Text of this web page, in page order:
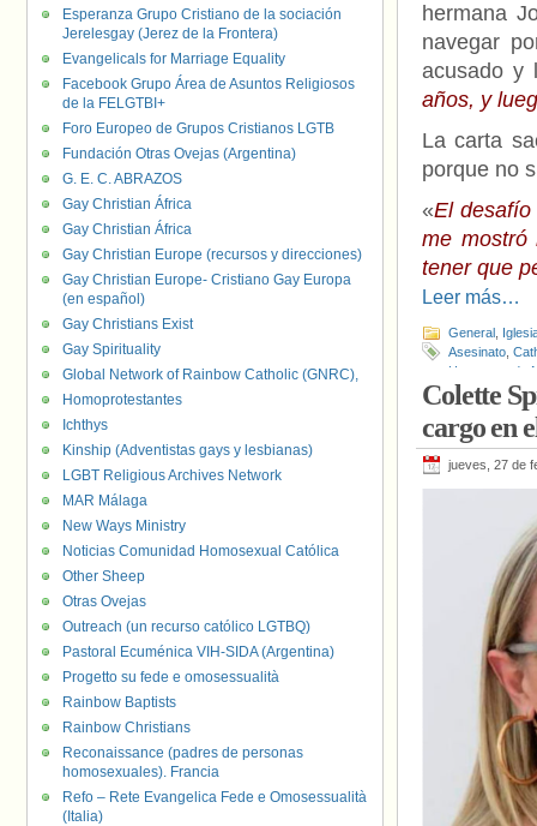
hermana
navegar
acusado y
años, y
La carta
porque no
«El desafío
me mostró
tener que
Leer más…
General
Asesinato
Hermanas de
Marie Mascha,
Colette
cargo en
jueves, 27 de
Esperanza Grupo Cristiano de la sociación
Jerelesgay (Jerez de la Frontera)
Evangelicals for Marriage Equality
Facebook Grupo Área de Asuntos Religiosos
de la FELGTBI+
Foro Europeo de Grupos Cristianos LGTB
Fundación Otras Ovejas (Argentina)
G. E. C. ABRAZOS
Gay Christian África
Gay Christian África
Gay Christian Europe (recursos y direcciones)
Gay Christian Europe- Cristiano Gay Europa
(en español)
Gay Christians Exist
Gay Spirituality
Global Network of Rainbow Catholic (GNRC),
Homoprotestantes
Ichthys
Kinship (Adventistas gays y lesbianas)
LGBT Religious Archives Network
MAR Málaga
New Ways Ministry
Noticias Comunidad Homosexual Católica
Other Sheep
Otras Ovejas
Outreach (un recurso católico LGTBQ)
Pastoral Ecuménica VIH-SIDA (Argentina)
Progetto su fede e omosessualità
Rainbow Baptists
Rainbow Christians
Reconaissance (padres de personas
homosexuales). Francia
Refo – Rete Evangelica Fede e Omosessualità
(Italia)